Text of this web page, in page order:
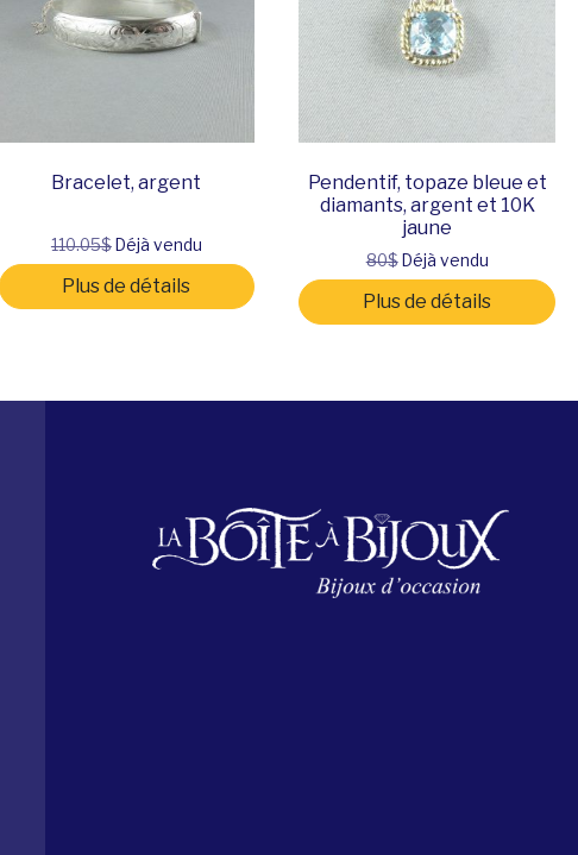
Bracelet, argent
110.05$Déjà vendu
Plus de détails
Pendentif, topaze bleue et
diamants, argent et 10K
jaune
80$Déjà vendu
Plus de détails